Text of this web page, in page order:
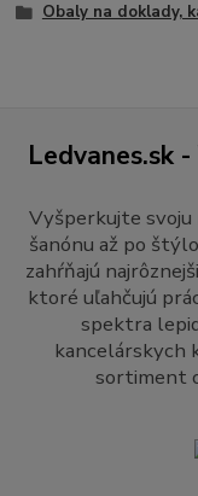
Obaly na doklady,
Ledvanes.sk
Vyšperkujte svoju
šanónu až po
zahŕňajú
ktoré uľahčujú
spektra
kancelárskych
sortiment